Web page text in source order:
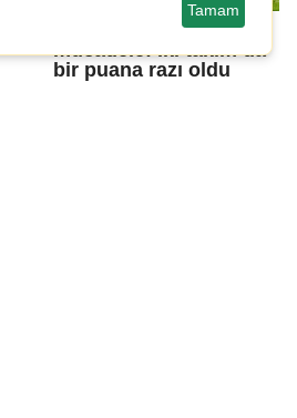
Alt sıralarda kritik
mücadele: İki takım da
bir puana razı oldu
Tamam